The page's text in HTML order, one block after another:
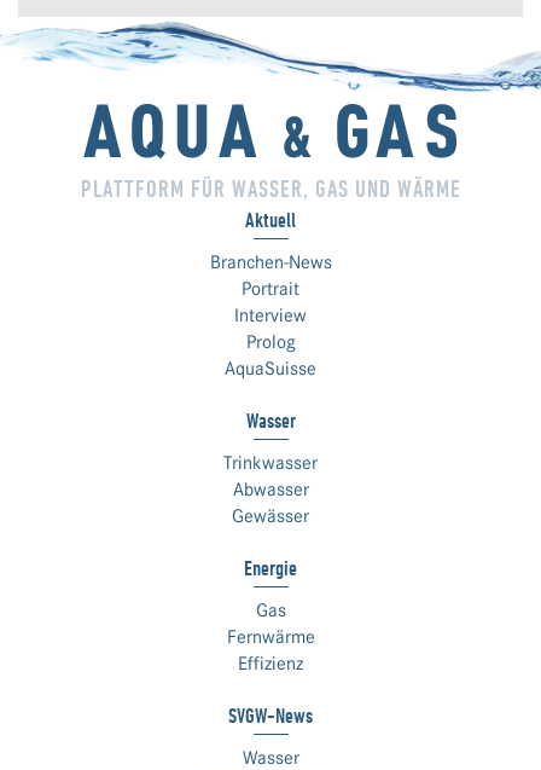
PLATTFORM FÜR WASSER, GAS UND WÄRME
Aktuell
Branchen-News
Portrait
Interview
Prolog
AquaSuisse
Wasser
Trinkwasser
Abwasser
Gewässer
Energie
Gas
Fernwärme
Effizienz
SVGW-News
Wasser